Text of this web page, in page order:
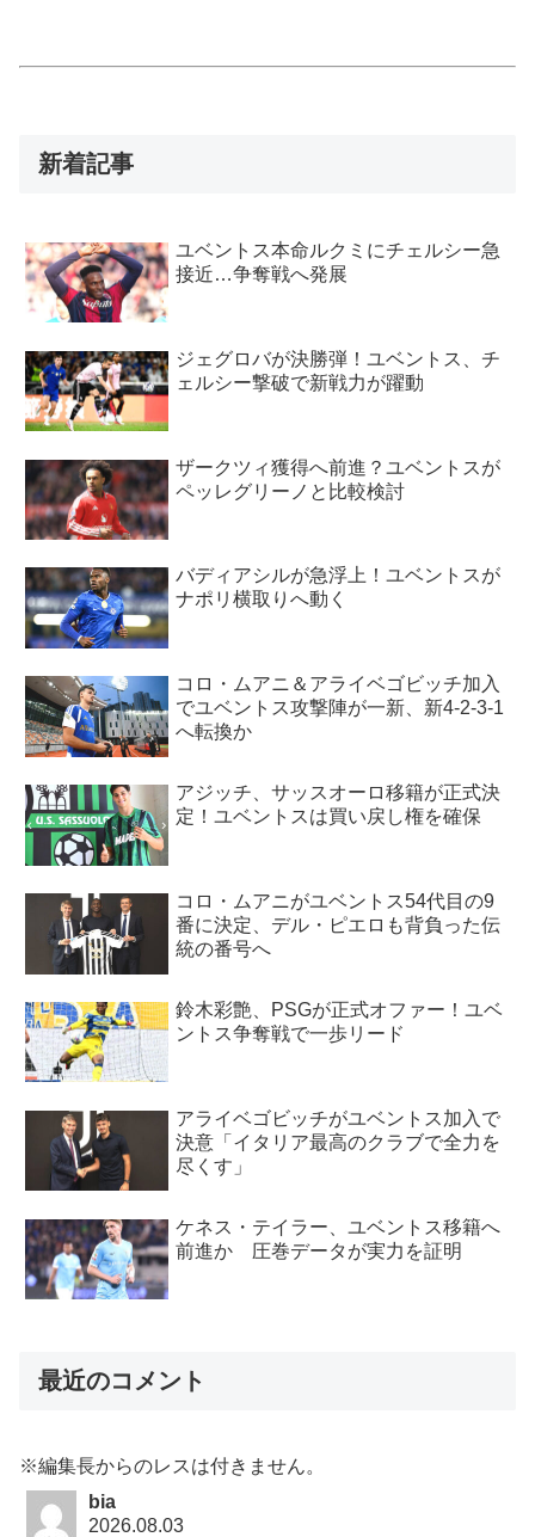
新着記事
ユベントス本命ルクミにチェルシー急
接近…争奪戦へ発展
ジェグロバが決勝弾！ユベントス、チ
ェルシー撃破で新戦力が躍動
ザークツィ獲得へ前進？ユベントスが
ペッレグリーノと比較検討
バディアシルが急浮上！ユベントスが
ナポリ横取りへ動く
コロ・ムアニ＆アライベゴビッチ加入
でユベントス攻撃陣が一新、新4-2-3-1
へ転換か
アジッチ、サッスオーロ移籍が正式決
定！ユベントスは買い戻し権を確保
コロ・ムアニがユベントス54代目の9
番に決定、デル・ピエロも背負った伝
統の番号へ
鈴木彩艶、PSGが正式オファー！ユベ
ントス争奪戦で一歩リード
アライベゴビッチがユベントス加入で
決意「イタリア最高のクラブで全力を
尽くす」
ケネス・テイラー、ユベントス移籍へ
前進か 圧巻データが実力を証明
最近のコメント
※編集長からのレスは付きません。
bia
2026.08.03